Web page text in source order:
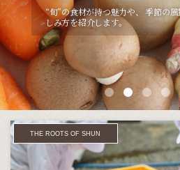
思わず足を運び、味わいたくなる地
が育む、食文化の魅力を紹介します。
“旬”の食材が持つ魅力や、 季節の
しみ方を紹介します。
｢贈り物｣に込められた＜作り手のこ
なしの気持ち＞など、 日本の食文
「贈り物」を紹介します。
食に対する想いを持つ方々の様々な
食文化の魅力を紹介します。
まだたくさんの人には知られていな
まれる美味しいもの。日本全国の“
SHUN GATEが、とっておきの地域
ーを紹介します。
『THINK&EAT』は食品ロスを解
組み、商品を取り上げて、その想
THE ROOTS OF SHUN